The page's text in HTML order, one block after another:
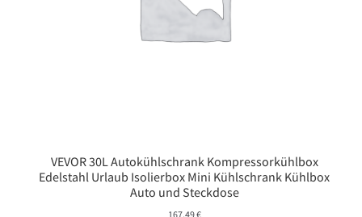
VEVOR 30L Autokühlschrank Kompressorkühlbox
Edelstahl Urlaub Isolierbox Mini Kühlschrank Kühlbox
Auto und Steckdose
167,49€